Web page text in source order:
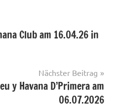
Club am 16.04.26 in
Nächster Beitrag
y Havana D’Primera am
06.07.2026